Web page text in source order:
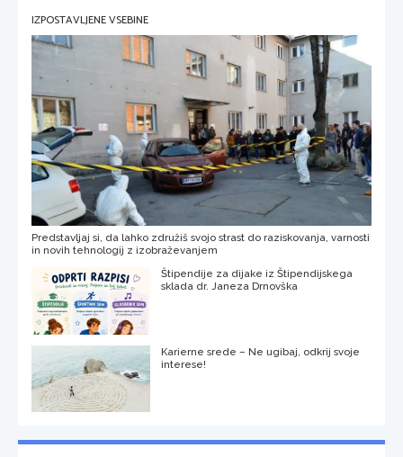
IZPOSTAVLJENE VSEBINE
Predstavljaj si, da lahko združiš svojo strast do raziskovanja, varnosti
in novih tehnologij z izobraževanjem
Štipendije za dijake iz Štipendijskega
sklada dr. Janeza Drnovška
Karierne srede – Ne ugibaj, odkrij svoje
interese!